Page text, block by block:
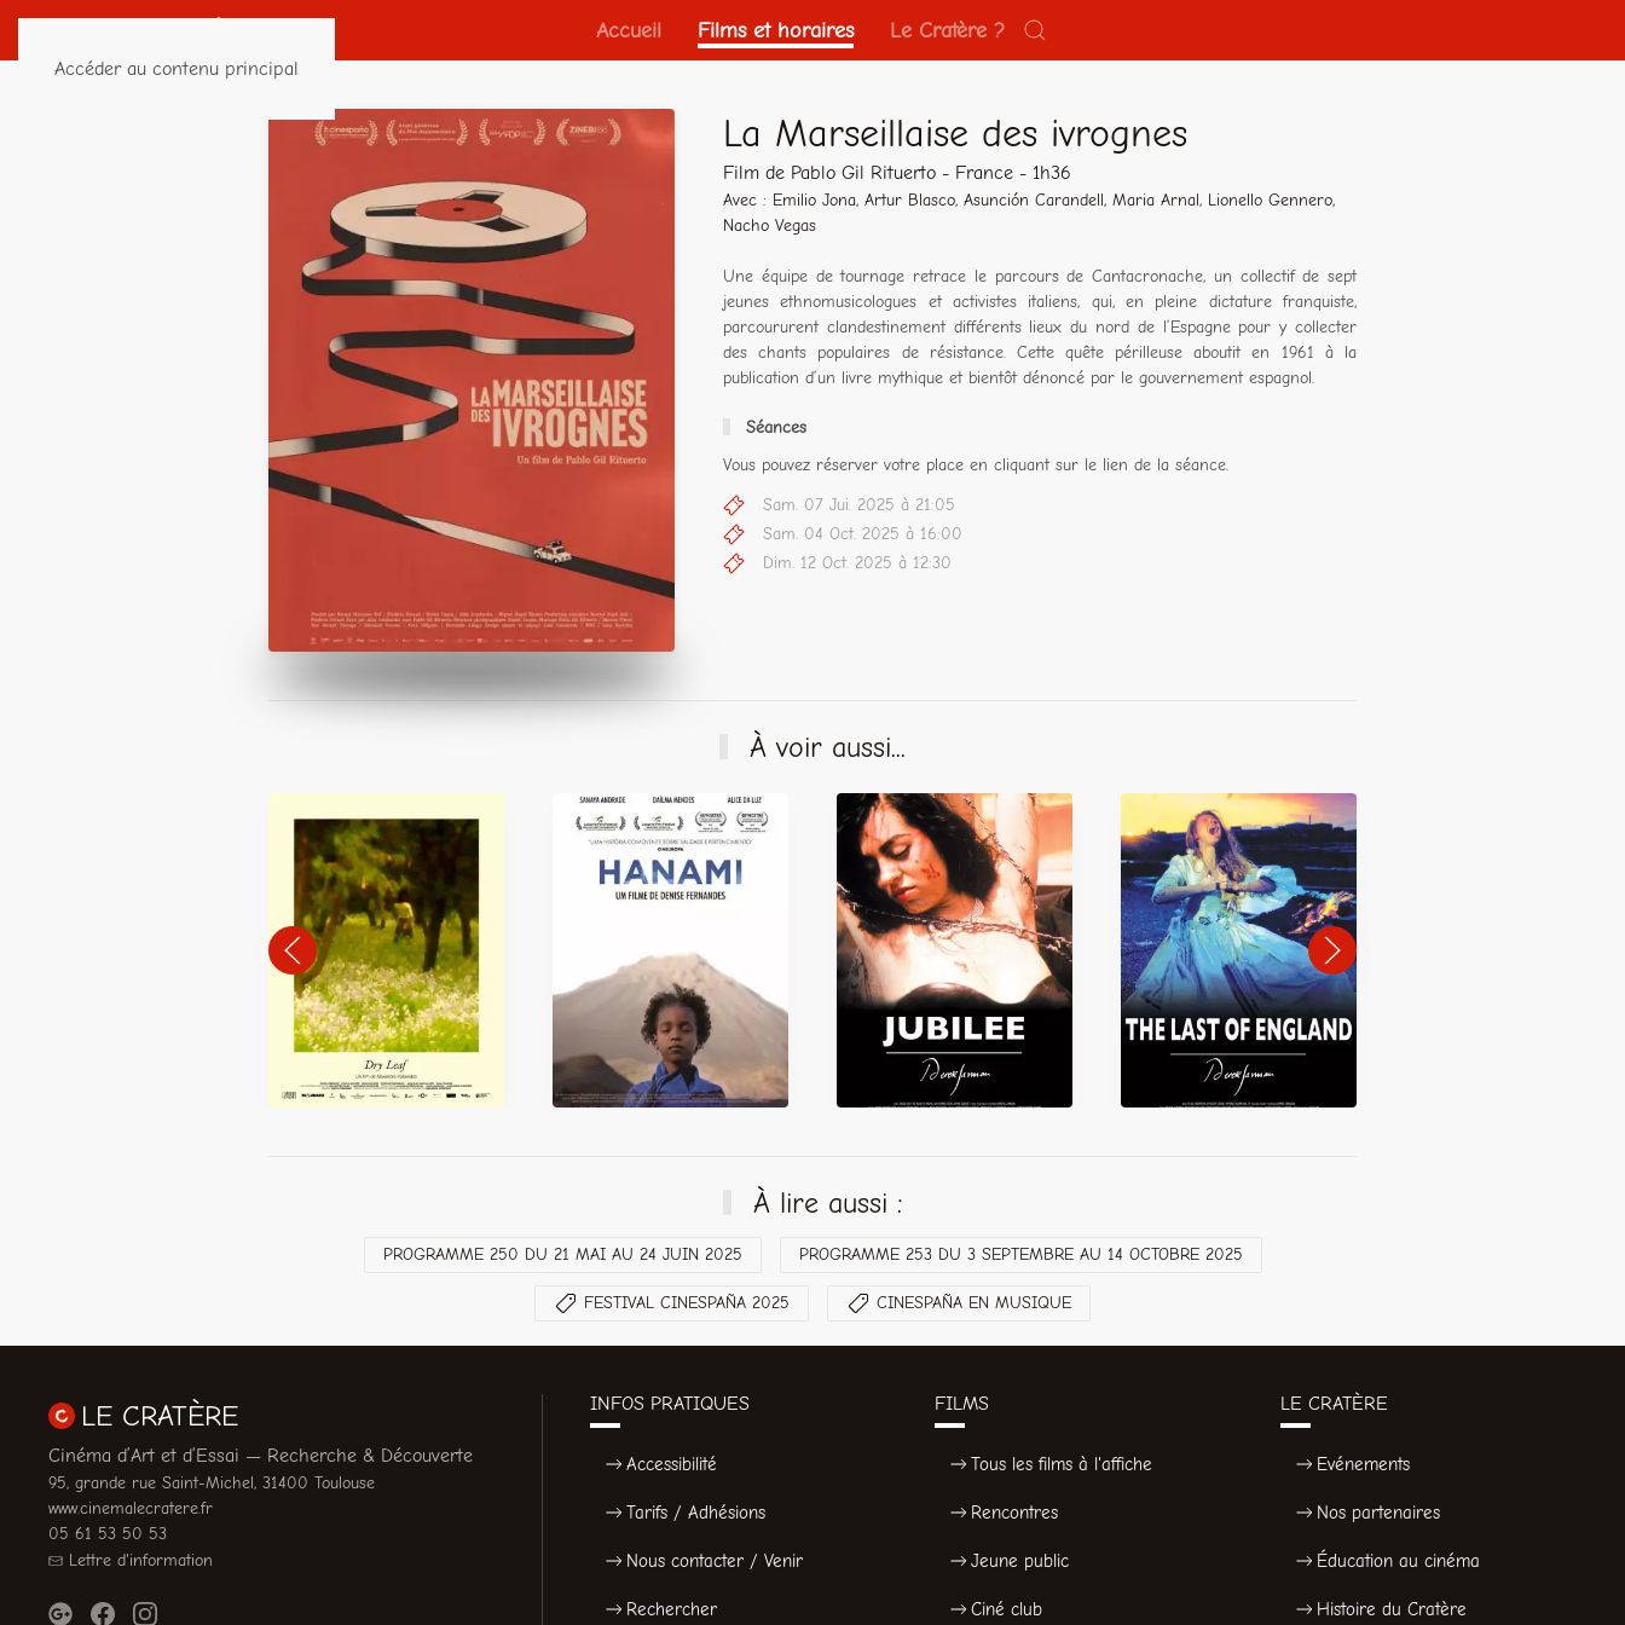
Accéder au contenu principal
Accueil Films et horaires Le Cratère ?
La Marseillaise des ivrognes
Film de Pablo Gil Rituerto - France - 1h36
Avec : Emilio Jona, Artur Blasco, Asunción Carandell, Maria Arnal, Lionello Gennero,
Nacho Vegas
Une équipe de tournage retrace le parcours de Cantacronache, un collectif de sept
jeunes ethnomusicologues et activistes italiens, qui, en pleine dictature franquiste,
parcoururent clandestinement différents lieux du nord de l’Espagne pour y collecter
des chants populaires de résistance. Cette quête périlleuse aboutit en 1961 à la
publication d’un livre mythique et bientôt dénoncé par le gouvernement espagnol.
Séances
Vous pouvez réserver votre place en cliquant sur le lien de la séance.
Sam. 07 Jui. 2025 à 21:05
Sam. 04 Oct. 2025 à 16:00
Dim. 12 Oct. 2025 à 12:30
À voir aussi...
À lire aussi :
PROGRAMME 250 DU 21 MAI AU 24 JUIN 2025 PROGRAMME 253 DU 3 SEPTEMBRE AU 14 OCTOBRE 2025
FESTIVAL CINESPAÑA 2025 CINESPAÑA EN MUSIQUE
LE CRATÈRE
Cinéma d’Art et d’Essai — Recherche & Découverte
95, grande rue Saint-Michel, 31400 Toulouse
www.cinemalecratere.fr
05 61 53 50 53
Lettre d'information
INFOS PRATIQUES
Accessibilité
Tarifs / Adhésions
Nous contacter / Venir
Rechercher
FILMS
Tous les films à l'affiche
Rencontres
Jeune public
Ciné club
LE CRATÈRE
Evénements
Nos partenaires
Éducation au cinéma
Histoire du Cratère